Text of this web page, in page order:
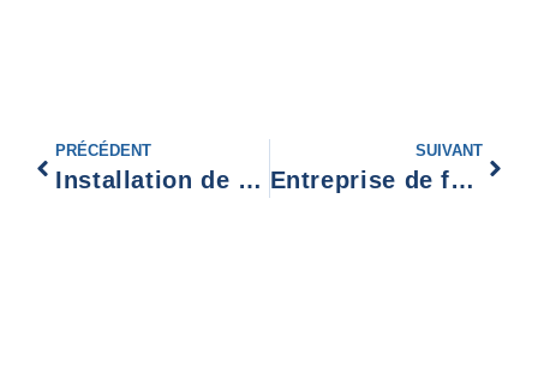
PRÉCÉDENT
Installation de pompe de forage Strasbourg
SUIVANT
Entreprise de forage Valenciennes